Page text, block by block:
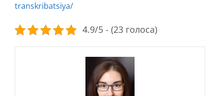
transkribatsiya/
4.9/5 - (23 голоса)